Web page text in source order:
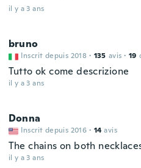
il y a 3 ans
bruno
Inscrit depuis 2018 · 135 avis · 19
Tutto ok come descrizione
il y a 3 ans
Donna
Inscrit depuis 2016 · 14 avis
The chains on both
il y a 3 ans